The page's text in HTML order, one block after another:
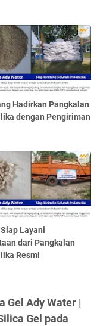
Hadirkan Pangkalan
dengan Pengiriman
Layani
dari Pangkalan
Resmi
Gel Ady Water |
Gel pada